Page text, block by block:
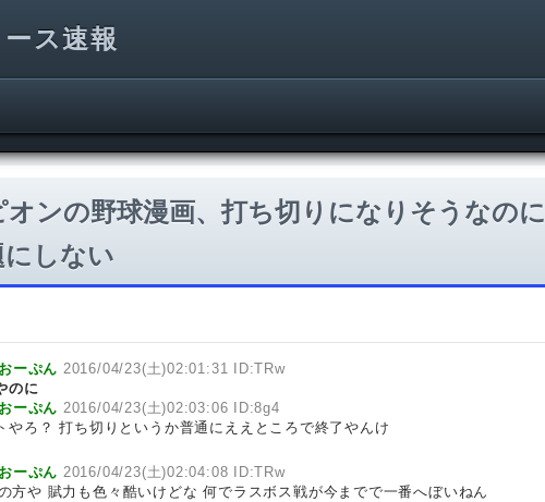
ス速報
オンの野球漫画、打ち切りになりそうなのに
しない
ーぷん 2016/04/23(土)02:01:31 ID:TRw
のに
ーぷん 2016/04/23(土)02:03:06 ID:8g4
やろ？ 打ち切りというか普通にええところで終了やんけ
ーぷん 2016/04/23(土)02:04:08 ID:TRw
方や 賦力も色々酷いけどな 何でラスボス戦が今までで一番へぼいねん